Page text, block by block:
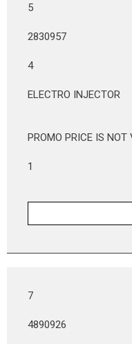
5
2830957
4
ELECTRO INJECTOR
PROMO PRICE IS NOT
1
7
4890926